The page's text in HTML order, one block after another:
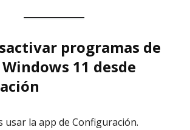
programas de
11 desde
usar la app de Configuración.